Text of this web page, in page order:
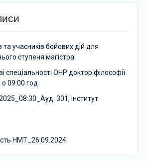
та учасників бойових дій для
ступеня магістра
спеціальності ОНР доктор філософії
09:00 год
301, Інститут
НМТ_26.09.2024